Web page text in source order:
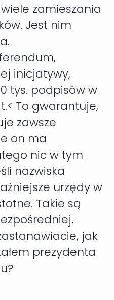
zamieszania
Jest nim
inicjatywy,
tys. podpisów w
To gwarantuje,
zawsze
on ma
nic w tym
nazwiska
urzędy w
Takie są
jak
prezydenta